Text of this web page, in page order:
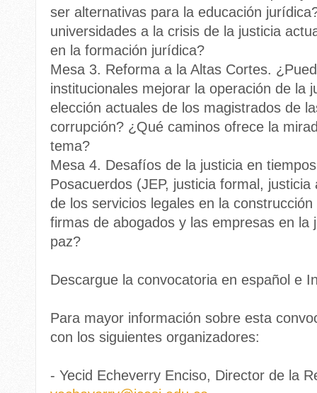
ser alternativas para la educación
universidades a la crisis de la justicia
en la formación jurídica?
Mesa 3. Reforma a la Altas Cortes.
institucionales mejorar la operación de la
elección actuales de los magistrados de
corrupción? ¿Qué caminos ofrece la
tema?
Mesa 4. Desafíos de la justicia en
Posacuerdos (JEP, justicia formal,
de los servicios legales en la
firmas de abogados y las empresas en la
paz?
Descargue la convocatoria en español e
Para mayor información sobre esta
con los siguientes organizadores:
- Yecid Echeverry Enciso, Director de la